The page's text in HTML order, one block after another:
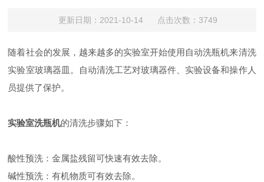
更新日期：2021-10-14 点击次数：3749
随着社会的发展，越来越多的实验室开始使用自动洗瓶机来清洗
实验室玻璃器皿。自动清洗工艺对玻璃器件、实验设备和操作人
员提供了保护。
实验室洗瓶机的清洗步骤如下：
酸性预洗：金属盐残留可快速有效去除。
碱性预洗：有机物质可有效去除。